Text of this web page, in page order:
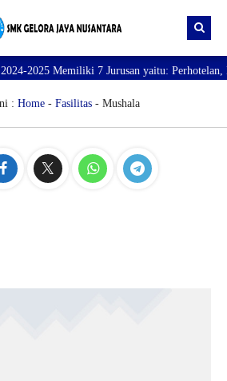
Memiliki 7 Jurusan yaitu: Perhotelan,
: Home - Fasilitas - Mushala